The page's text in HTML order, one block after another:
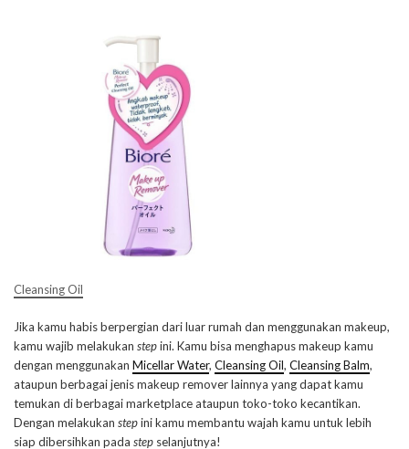
Cleansing Oil
Jika kamu habis berpergian dari luar rumah dan menggunakan makeup,
kamu wajib melakukan stepini. Kamu bisa menghapus makeup kamu
dengan menggunakan Micellar Water, Cleansing Oil, Cleansing Balm,
ataupun berbagai jenis makeup remover lainnya yang dapat kamu
temukan di berbagai marketplace ataupun toko-toko kecantikan.
Dengan melakukan stepini kamu membantu wajah kamu untuk lebih
siap dibersihkan pada step selanjutnya!